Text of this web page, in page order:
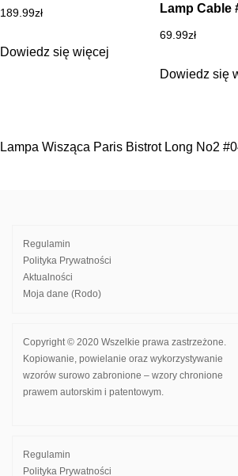
189.99zł
Dowiedz się więcej
Lamp Cable
69.99zł
Dowiedz się
Nawigacja
Lampa Wisząca Paris Bistrot Long No2
Regulamin
Polityka Prywatności
Aktualności
Moja dane (Rodo)
Copyright © 2020 Wszelkie prawa zastrzeżone.
Kopiowanie, powielanie oraz wykorzystywanie
wzorów surowo zabronione – wzory chronione
prawem autorskim i patentowym.
Regulamin
Polityka Prywatności